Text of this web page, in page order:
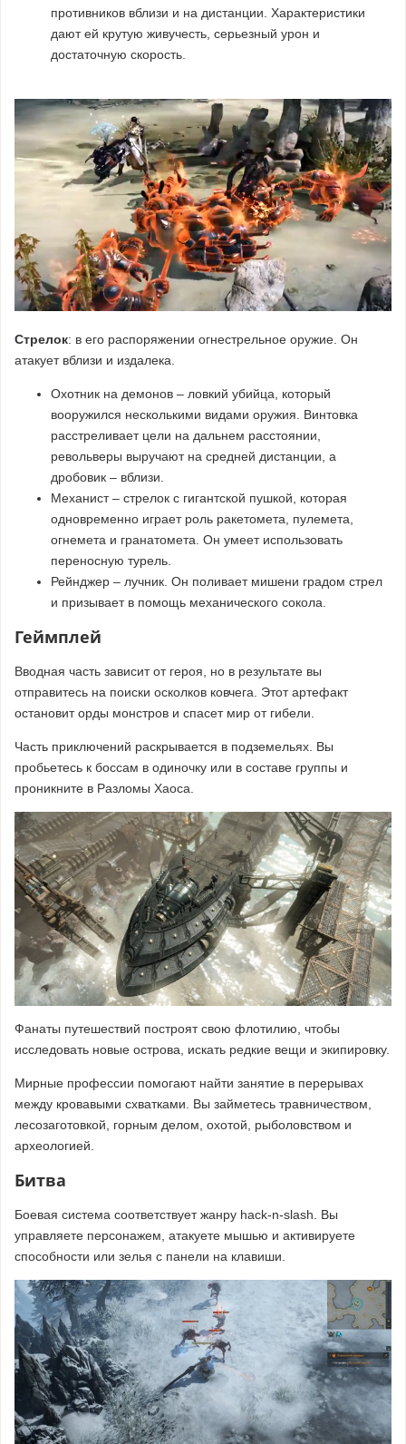
противников вблизи и на дистанции. Характеристики
дают ей крутую живучесть, серьезный урон и
достаточную скорость.
Стрелок: в его распоряжении огнестрельное оружие. Он
атакует вблизи и издалека.
Охотник на демонов – ловкий убийца, который
вооружился несколькими видами оружия. Винтовка
расстреливает цели на дальнем расстоянии,
револьверы выручают на средней дистанции, а
дробовик – вблизи.
Механист – стрелок с гигантской пушкой, которая
одновременно играет роль ракетомета, пулемета,
огнемета и гранатомета. Он умеет использовать
переносную турель.
Рейнджер – лучник. Он поливает мишени градом стрел
и призывает в помощь механического сокола.
Геймплей
Вводная часть зависит от героя, но в результате вы
отправитесь на поиски осколков ковчега. Этот артефакт
остановит орды монстров и спасет мир от гибели.
Часть приключений раскрывается в подземельях. Вы
пробьетесь к боссам в одиночку или в составе группы и
проникните в Разломы Хаоса.
Фанаты путешествий построят свою флотилию, чтобы
исследовать новые острова, искать редкие вещи и экипировку.
Мирные профессии помогают найти занятие в перерывах
между кровавыми схватками. Вы займетесь травничеством,
лесозаготовкой, горным делом, охотой, рыболовством и
археологией.
Битва
Боевая система соответствует жанру hack-n-slash. Вы
управляете персонажем, атакуете мышью и активируете
способности или зелья с панели на клавиши.